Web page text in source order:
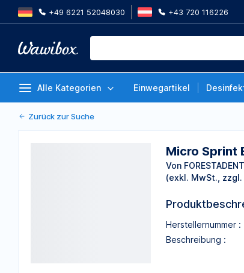
+49 6221 52048030 +43 720 116226
Alle Kategorien Einwegartikel
Micro Sprint Bracket
Zurück zur Suche
Micro Sprint
Von FORESTADENT
(exkl. MwSt., zzgl.
Herstellernummer :
Beschreibung :